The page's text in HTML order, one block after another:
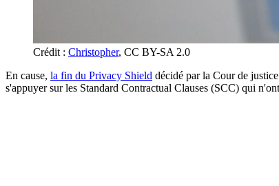
Crédit : Christopher, CC BY-SA 2.0
En cause, la fin du Privacy Shield décidé par la Cour de
s'appuyer sur les Standard Contractual Clauses (SCC) qui